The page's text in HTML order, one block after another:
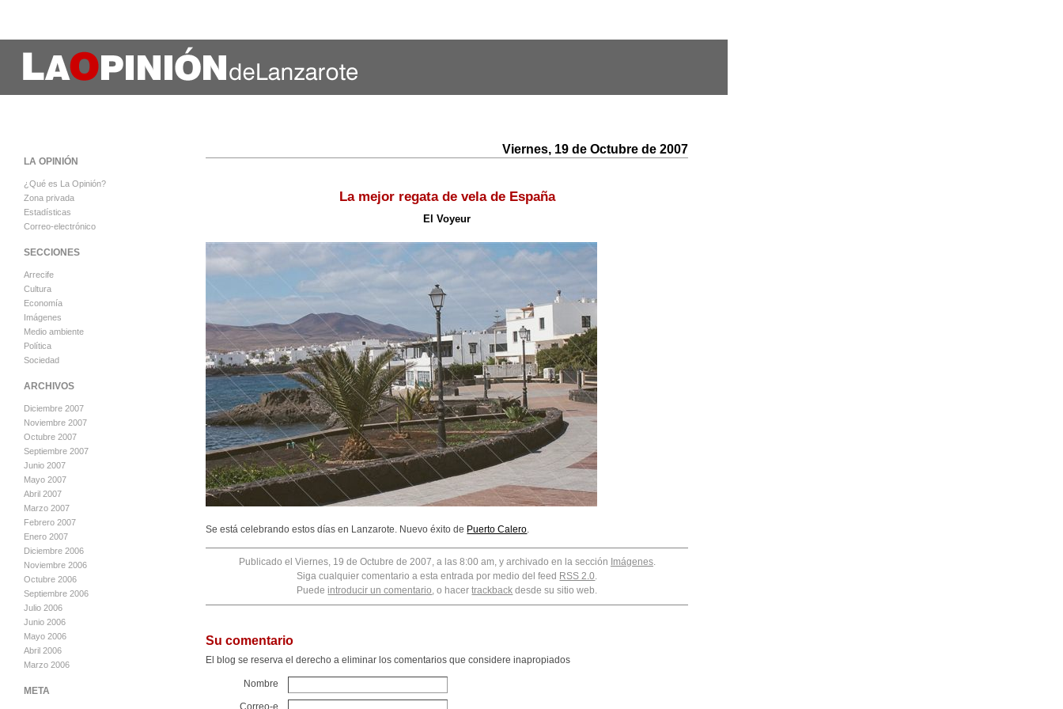
Viernes, 19 de Octubre de 2007
La mejor regata de vela de España
El Voyeur
Se está celebrando estos días en Lanzarote. Nuevo éxito de Puerto Calero.
Publicado el Viernes, 19 de Octubre de 2007, a las 8:00 am, y archivado en la sección Imágenes.
Siga cualquier comentario a esta entrada por medio del feed RSS 2.0.
Puedeintroducir un comentario, o hacertrackback desde su sitio web.
Su comentario
El blog se reserva el derecho a eliminar los comentarios que considere inapropiados
Nombre
LA OPINIÓN
¿Qué es La Opinión?
Zona privada
Estadísticas
Correo-electrónico
SECCIONES
Arrecife
Cultura
Economía
Imágenes
Medio ambiente
Política
Sociedad
ARCHIVOS
Diciembre 2007
Noviembre 2007
Octubre 2007
Septiembre 2007
Junio 2007
Mayo 2007
Abril 2007
Marzo 2007
Febrero 2007
Enero 2007
Diciembre 2006
Noviembre 2006
Octubre 2006
Septiembre 2006
Julio 2006
Junio 2006
Mayo 2006
Abril 2006
Marzo 2006
META